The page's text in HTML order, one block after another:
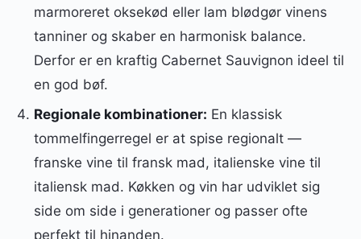
marmoreret oksekød eller lam blødgør vinens
tanniner og skaber en harmonisk balance.
Derfor er en kraftig Cabernet Sauvignon ideel til
en god bøf.
Regionale kombinationer: En klassisk
tommelfingerregel er at spise regionalt —
franske vine til fransk mad, italienske vine til
italiensk mad. Køkken og vin har udviklet sig
side om side i generationer og passer ofte
perfekt til hinanden.